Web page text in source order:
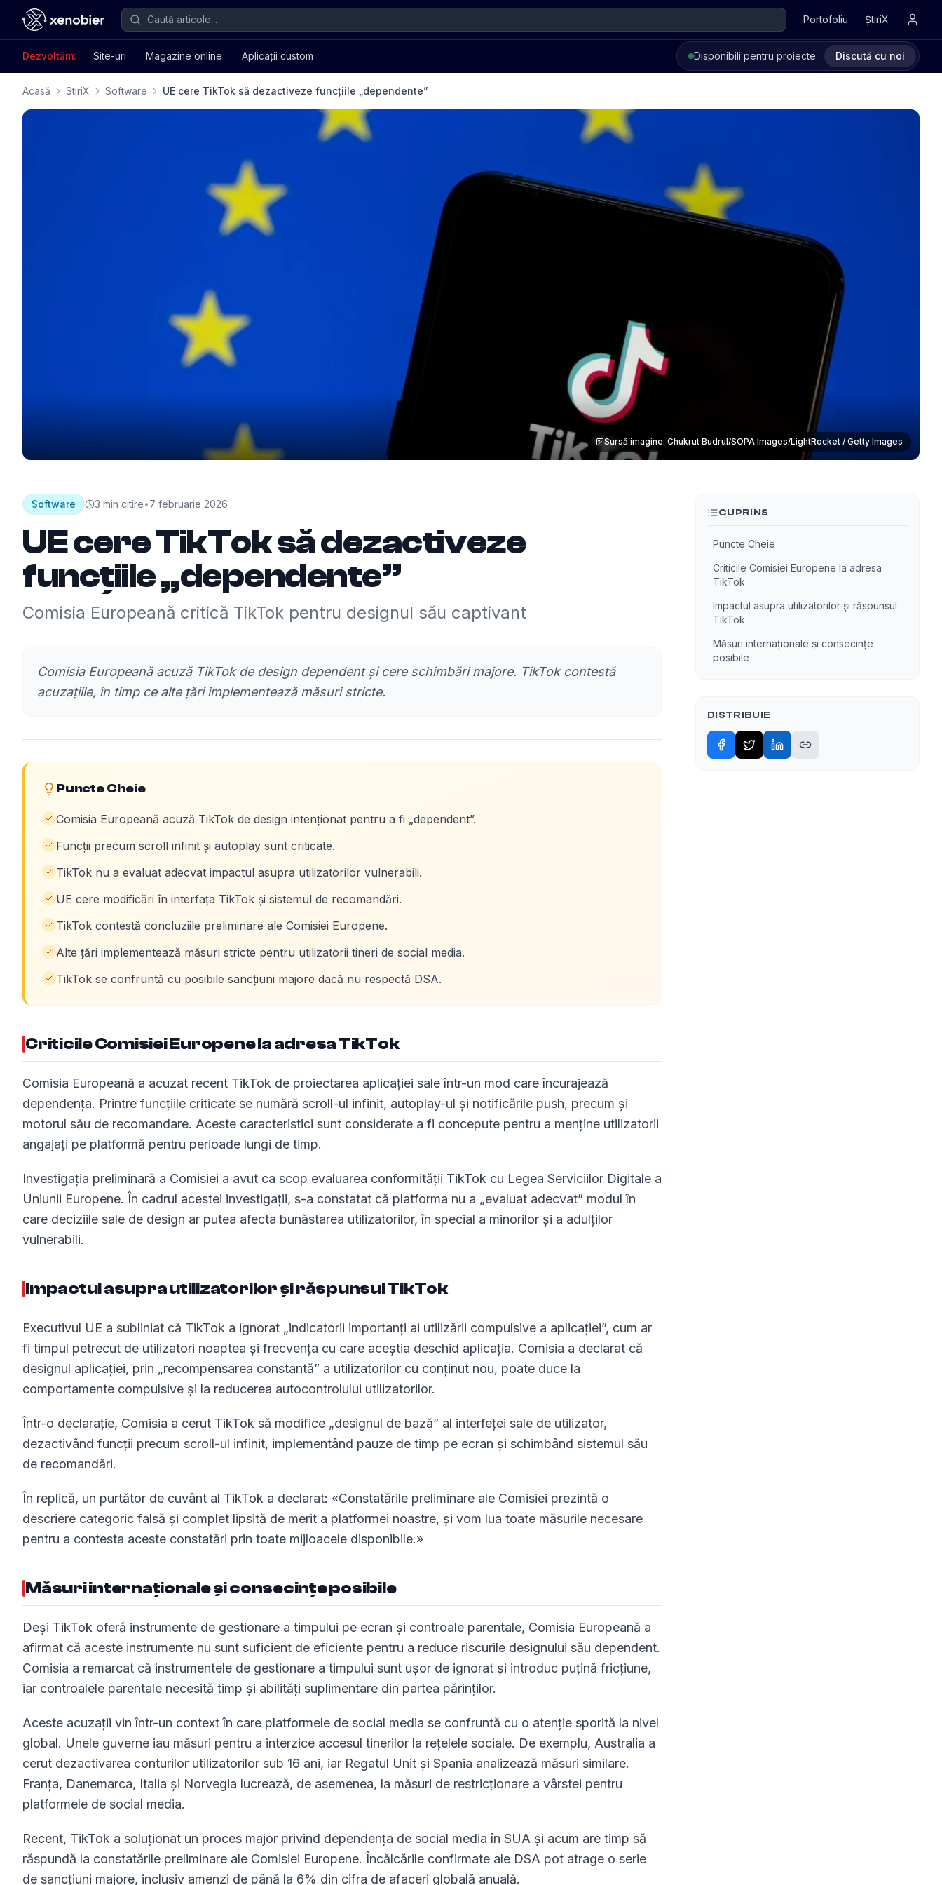
Portofoliu ȘtiriX
Dezvoltăm: Site-uri Magazine online Aplicații custom Disponibili pentru proiecte Discută cu noi
Acasă StiriX Software UE cere TikTok să dezactiveze funcțiile „dependente”
Sursă imagine: Chukrut Budrul/SOPA Images/LightRocket / Getty Images
Software 3 min citire•7 februarie 2026
UE cere TikTok să dezactiveze
funcțiile „dependente”
Comisia Europeană critică TikTok pentru designul său captivant
Comisia Europeană acuză TikTok de design dependent și cere schimbări majore. TikTok contestă
acuzațiile, în timp ce alte țări implementează măsuri stricte.
Puncte Cheie
Comisia Europeană acuză TikTok de design intenționat pentru a fi „dependent”.
Funcții precum scroll infinit și autoplay sunt criticate.
TikTok nu a evaluat adecvat impactul asupra utilizatorilor vulnerabili.
UE cere modificări în interfața TikTok și sistemul de recomandări.
TikTok contestă concluziile preliminare ale Comisiei Europene.
Alte țări implementează măsuri stricte pentru utilizatorii tineri de social media.
TikTok se confruntă cu posibile sancțiuni majore dacă nu respectă DSA.
Criticile Comisiei Europene la adresa TikTok
Comisia Europeană a acuzat recent TikTok de proiectarea aplicației sale într-un mod care încurajează
dependența. Printre funcțiile criticate se numără scroll-ul infinit, autoplay-ul și notificările push, precum și
motorul său de recomandare. Aceste caracteristici sunt considerate a fi concepute pentru a menține utilizatorii
angajați pe platformă pentru perioade lungi de timp.
Investigația preliminară a Comisiei a avut ca scop evaluarea conformității TikTok cu Legea Serviciilor Digitale a
Uniunii Europene. În cadrul acestei investigații, s-a constatat că platforma nu a „evaluat adecvat” modul în
care deciziile sale de design ar putea afecta bunăstarea utilizatorilor, în special a minorilor și a adulților
vulnerabili.
Impactul asupra utilizatorilor și răspunsul TikTok
Executivul UE a subliniat că TikTok a ignorat „indicatorii importanți ai utilizării compulsive a aplicației”, cum ar
fi timpul petrecut de utilizatori noaptea și frecvența cu care aceștia deschid aplicația. Comisia a declarat că
designul aplicației, prin „recompensarea constantă” a utilizatorilor cu conținut nou, poate duce la
comportamente compulsive și la reducerea autocontrolului utilizatorilor.
Într-o declarație, Comisia a cerut TikTok să modifice „designul de bază” al interfeței sale de utilizator,
dezactivând funcții precum scroll-ul infinit, implementând pauze de timp pe ecran și schimbând sistemul său
de recomandări.
În replică, un purtător de cuvânt al TikTok a declarat: «Constatările preliminare ale Comisiei prezintă o
descriere categoric falsă și complet lipsită de merit a platformei noastre, și vom lua toate măsurile necesare
pentru a contesta aceste constatări prin toate mijloacele disponibile.»
Măsuri internaționale și consecințe posibile
Deși TikTok oferă instrumente de gestionare a timpului pe ecran și controale parentale, Comisia Europeană a
afirmat că aceste instrumente nu sunt suficient de eficiente pentru a reduce riscurile designului său dependent.
Comisia a remarcat că instrumentele de gestionare a timpului sunt ușor de ignorat și introduc puțină fricțiune,
iar controalele parentale necesită timp și abilități suplimentare din partea părinților.
Aceste acuzații vin într-un context în care platformele de social media se confruntă cu o atenție sporită la nivel
global. Unele guverne iau măsuri pentru a interzice accesul tinerilor la rețelele sociale. De exemplu, Australia a
cerut dezactivarea conturilor utilizatorilor sub 16 ani, iar Regatul Unit și Spania analizează măsuri similare.
Franța, Danemarca, Italia și Norvegia lucrează, de asemenea, la măsuri de restricționare a vârstei pentru
platformele de social media.
Recent, TikTok a soluționat un proces major privind dependența de social media în SUA și acum are timp să
răspundă la constatările preliminare ale Comisiei Europene. Încălcările confirmate ale DSA pot atrage o serie
de sancțiuni majore, inclusiv amenzi de până la 6% din cifra de afaceri globală anuală.
CUPRINS
Puncte Cheie
Criticile Comisiei Europene la adresa
TikTok
Impactul asupra utilizatorilor și răspunsul
TikTok
Măsuri internaționale și consecințe
posibile
DISTRIBUIE